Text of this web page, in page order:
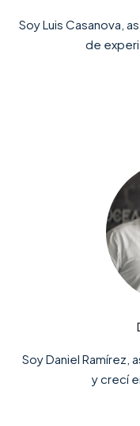
Soy Luis Casanova,
de
Soy Daniel Ramírez,
y crecí